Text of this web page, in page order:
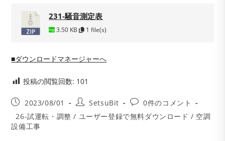
231-騒音測定表
3.50 KB 1 file(s)
■ダウンロードマネージャーへ
投稿の閲覧回数: 101
投
公
開
2023/08/01
投
者:
SetsuBit
投
稿
コ
0件のコメント
投
稿
カ
26-試運転・調整 / ユーザー登録で無料ダウンロード / 空調
設備工事